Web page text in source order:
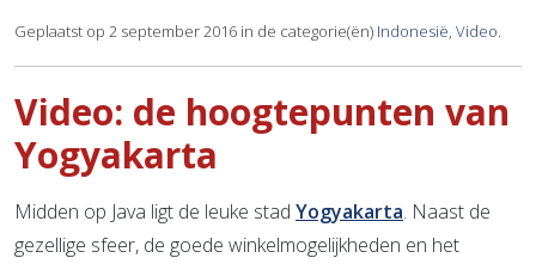
Geplaatst op 2 september 2016 in de categorie(ën) Indonesië, Video.
Video: de hoogtepunten van
Yogyakarta
Midden op Java ligt de leuke stad Yogyakarta. Naast de
gezellige sfeer, de goede winkelmogelijkheden en het